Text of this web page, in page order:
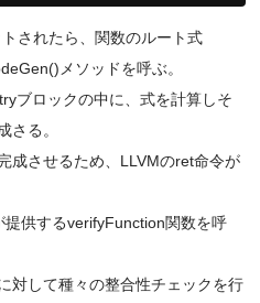
されたら、関数のルート式
メソッドを呼ぶ。
ブロックの中に、式を計算しそ
さる。
成させるため、LLVMのret命令が
供するverifyFunction関数を呼
対して種々の整合性チェックを行